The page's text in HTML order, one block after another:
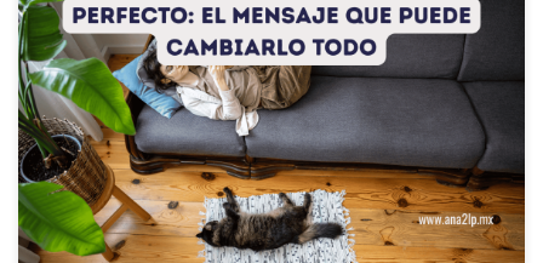
Descubre cómo dejar de esperar el momento perfecto y
empezar a actuar. Reflexiones poderosas sobre
mentalidad, acción y crecimiento personal.